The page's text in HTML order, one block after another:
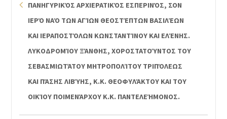
ΠΑΝΗΓΥΡΙΚΌΣ ΑΡΧΙΕΡΑΤΙΚΌΣ ΕΣΠΕΡΙΝΌΣ, ΣΟΝ
ΙΕΡΌ ΝΑΌ ΤΩΝ ΑΓΊΩΝ ΘΕΟΣΤΈΠΤΩΝ ΒΑΣΙΛΈΩΝ
ΚΑΙ ΙΕΡΑΠΟΣΤΌΛΩΝ ΚΩΝΣΤΑΝΤΊΝΟΥ ΚΑΙ ΕΛΈΝΗΣ.
ΛΥΚΟΔΡΟΜΊΟΥ ΞΆΝΘΗΣ, ΧΟΡΟΣΤΑΤΟΎΝΤΟΣ ΤΟΥ
ΣΕΒΑΣΜΙΩΤΆΤΟΥ ΜΗΤΡΟΠΟΛΊΤΟΥ ΤΡΙΠΌΛΕΩΣ
ΚΑΙ ΠΆΣΗΣ ΛΙΒΎΗΣ, Κ.Κ. ΘΕΟΦΥΛΆΚΤΟΥ ΚΑΙ ΤΟΥ
ΟΙΚΊΟΥ ΠΟΙΜΕΝΆΡΧΟΥ Κ.Κ. ΠΑΝΤΕΛΕΉΜΟΝΟΣ.